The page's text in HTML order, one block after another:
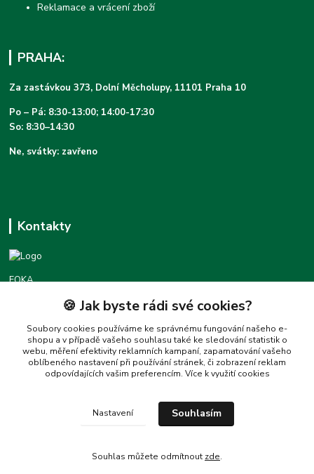
Reklamace a vrácení zboží
PRAHA:
Za zastávkou 373, Dolní Měcholupy, 11101 Praha 10
Po – Pá: 8:30-13:00; 14:00-17:30
So: 8:30–14:30
Ne, svátky: zavřeno
Kontakty
FOKA
Podpora foka.cz
+420777455677
(Po-Pá 8:30-16:00)
love@foka.cz
🍪 Jak byste rádi své cookies?
Soubory cookies používáme ke správnému fungování našeho e-
shopu a v případě vašeho souhlasu také ke sledování statistik o
webu, měření efektivity reklamních kampaní, zapamatování vašeho
oblíbeného nastavení při používání stránek, či zobrazení reklam
odpovídajících vašim preferencím. Více k využití cookies
Nastavení Souhlasím
Souhlas můžete odmítnout zde.